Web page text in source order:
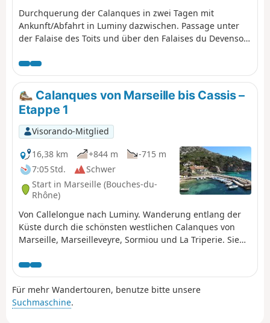
Durchquerung der Calanques in zwei Tagen mit
Ankunft/Abfahrt in Luminy dazwischen. Passage unter
der Falaise des Toits und über den Falaises du Devenson
Marseilleveyre, Sormiou, Sugiton, En-Vau und Port-Pin.
Sie befinden sich im Nationalpark Calanques, der
besonderen Vorschriften unterliegt . Bei Nichtbeachtung
dieser Vorschriften droht Ihnen eine Geldstrafe von bis
zu 1500 €.
Calanques von Marseille bis Cassis –
Etappe 1
Visorando-Mitglied
16,38 km
+844 m
-715 m
7:05 Std.
Schwer
Start in Marseille (Bouches-du-
Rhône)
Von Callelongue nach Luminy. Wanderung entlang der
Küste durch die schönsten westlichen Calanques von
Marseille, Marseilleveyre, Sormiou und La Triperie. Sie
besonderen Vorschriften unterliegt . Bei Nichtbeachtung
dieser Vorschriften droht Ihnen eine Geldstrafe von bis
zu 1500 €.
Für mehr Wandertouren, benutze bitte unsere
Suchmaschine.